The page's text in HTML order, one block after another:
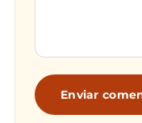
Enviar